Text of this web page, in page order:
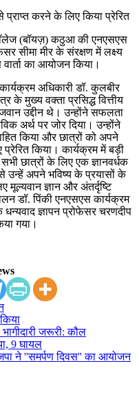
(बॉयज़) कठुआ की एनएसएस
सीमा मीर के संरक्षण में लक्ष्य
का आयोजन किया।
अधिकारी डॉ. कुलबीर
मुख्य वक्ता प्रसिद्ध वित्तीय
उद्दीन थे। उन्होंने सफलता
अर्थ पर जोर दिया। उन्होंने
किया और छात्रों को अपने
प्रेरित किया। कार्यक्रम में बड़ी
छात्रों के लिए एक ज्ञानवर्धक
उन्हें अपने भविष्य के प्रयासों के
ज्ञान और अंतर्दृष्टि
डॉ. पिंकी एनएसएस कार्यक्रम
धन्यवाद ज्ञापन प्रोफेसर चरणदीप
गया।
जरूरी: कौल
9 घायल
ने ''समर्पण दिवस'' का आयोजन